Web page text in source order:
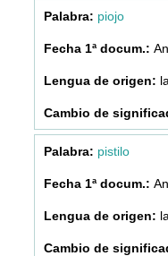
piojo
pistilo